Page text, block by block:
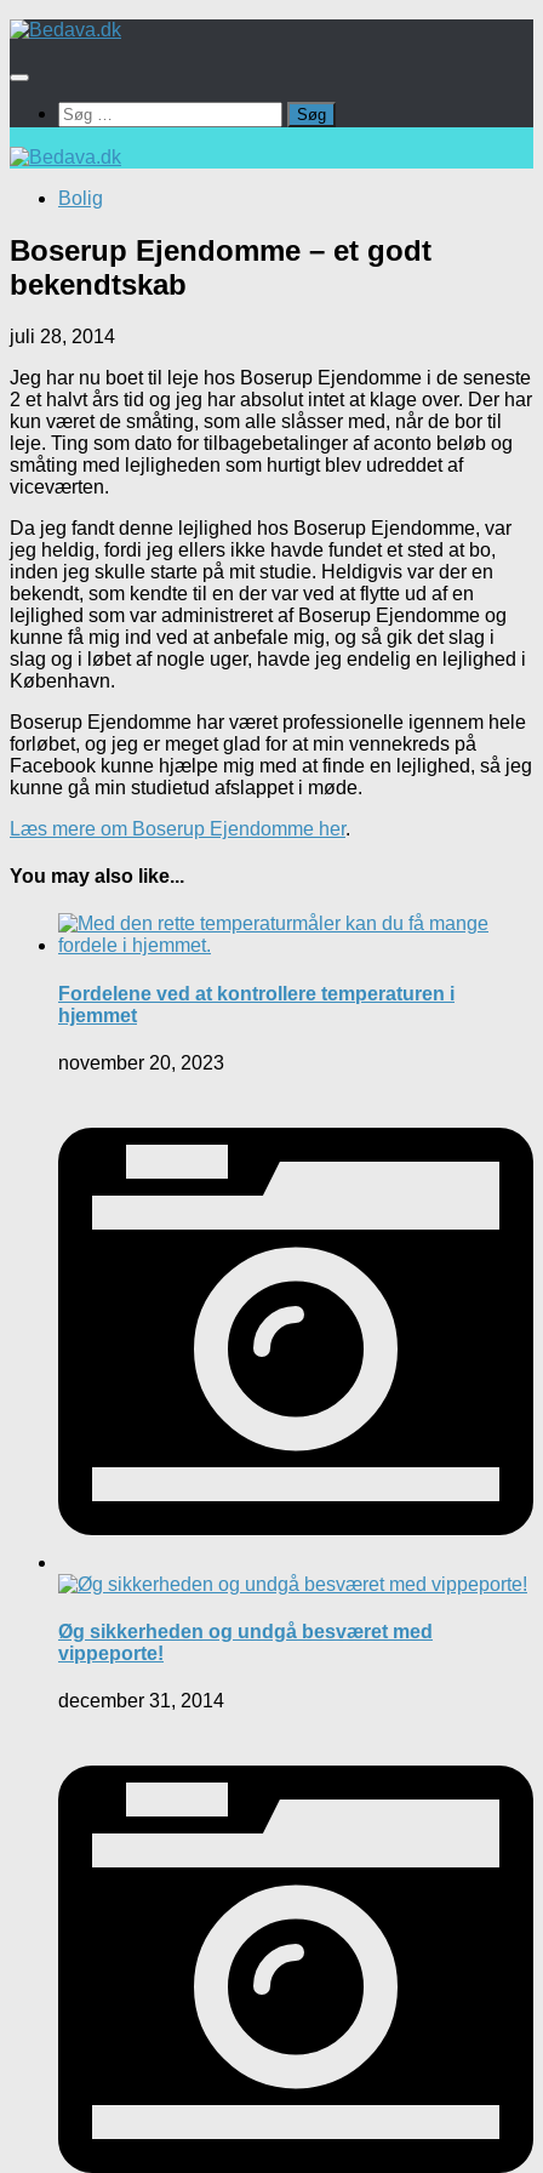
Skip
content
Søg
efter:
Bolig
Boserup Ejendomme – et godt
bekendtskab
juli 28, 2014
Jeg har nu boet til leje hos Boserup Ejendomme i de seneste
2 et halvt års tid og jeg har absolut intet at klage over. Der har
kun været de småting, som alle slåsser med, når de bor til
leje. Ting som dato for tilbagebetalinger af aconto beløb og
småting med lejligheden som hurtigt blev udreddet af
viceværten.
Da jeg fandt denne lejlighed hos Boserup Ejendomme, var
jeg heldig, fordi jeg ellers ikke havde fundet et sted at bo,
inden jeg skulle starte på mit studie. Heldigvis var der en
bekendt, som kendte til en der var ved at flytte ud af en
lejlighed som var administreret af Boserup Ejendomme og
kunne få mig ind ved at anbefale mig, og så gik det slag i
slag og i løbet af nogle uger, havde jeg endelig en lejlighed i
København.
Boserup Ejendomme har været professionelle igennem hele
forløbet, og jeg er meget glad for at min vennekreds på
Facebook kunne hjælpe mig med at finde en lejlighed, så jeg
kunne gå min studietud afslappet i møde.
Læs mere om Boserup Ejendomme her.
You may also like...
Fordelene ved at kontrollere temperaturen i
hjemmet
november 20, 2023
Øg sikkerheden og undgå besværet med
vippeporte!
december 31, 2014